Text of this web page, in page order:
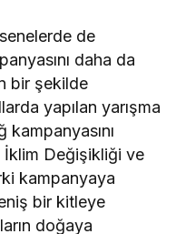
de
daha da
bir şekilde
yapılan yarışma
Değişikliği ve
kampanyaya
bir kitleye
doğaya